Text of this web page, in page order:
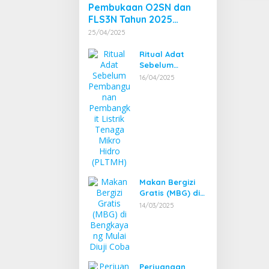
Pembukaan O2SN dan
FLS3N Tahun 2025
Tingkat Kecamatan
Bengkayang
25/04/2025
Ritual Adat
Sebelum
Pembangunan
16/04/2025
Makan Bergizi
Gratis (MBG) di
Bengkayang
14/03/2025
Perjuangan